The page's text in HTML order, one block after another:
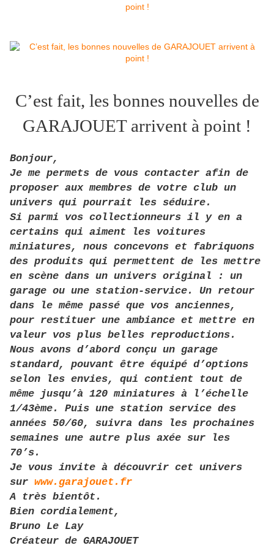
C’est fait, les bonnes nouvelles de
GARAJOUET arrivent à point !
Bonjour,
Je me permets de vous contacter afin de
proposer aux membres de votre club un
univers qui pourrait les séduire.
Si parmi vos collectionneurs il y en a
certains qui aiment les voitures
miniatures, nous concevons et fabriquons
des produits qui permettent de les mettre
en scène dans un univers original : un
garage ou une station-service. Un retour
dans le même passé que vos anciennes,
pour restituer une ambiance et mettre en
valeur vos plus belles reproductions.
Nous avons d’abord conçu un garage
standard, pouvant être équipé d’options
selon les envies, qui contient tout de
même jusqu’à 120 miniatures à l’échelle
1/43ème. Puis une station service des
années 50/60, suivra dans les prochaines
semaines une autre plus axée sur les
70’s.
Je vous invite à découvrir cet univers
sur www.garajouet.fr
A très bientôt.
Bien cordialement,
Bruno Le Lay
Créateur de GARAJOUET